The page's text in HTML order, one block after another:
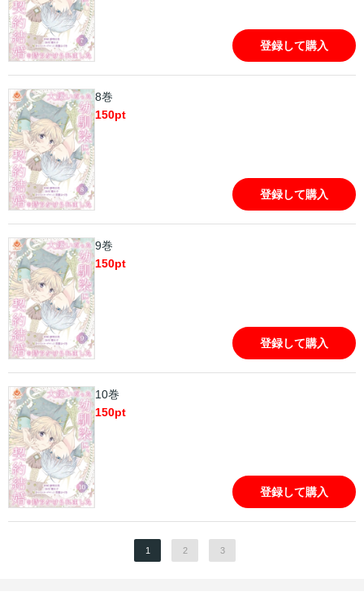
登録して購入
8巻
150pt
登録して購入
9巻
150pt
登録して購入
10巻
150pt
登録して購入
1 2 3